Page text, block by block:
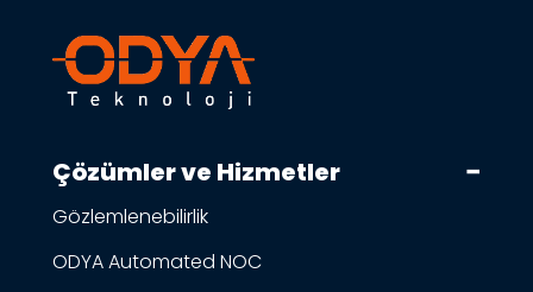
Çözümler ve Hizmetler
Gözlemlenebilirlik
ODYA Automated NOC